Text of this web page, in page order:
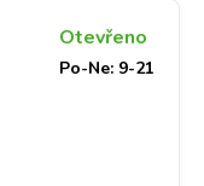
Otevřeno
Po-Ne: 9-21